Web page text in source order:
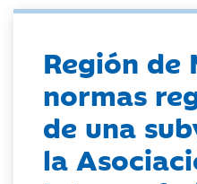
Región de
normas
de una
la